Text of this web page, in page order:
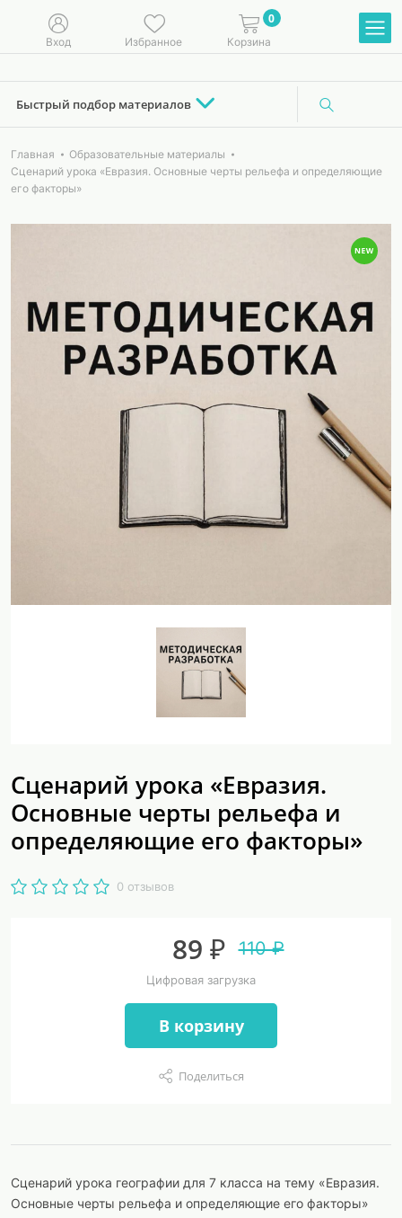
Вход Избранное
0
Корзина
Быстрый подбор материалов
Главная
Образовательные материалы
Сценарий урока «Евразия. Основные черты рельефа и определяющие
его факторы»
Сценарий урока «Евразия.
Основные черты рельефа и
определяющие его факторы»
0 отзывов
89 ₽ 110 ₽
Цифровая загрузка
В корзину
Поделиться
Сценарий урока географии для 7 класса на тему «Евразия.
Основные черты рельефа и определяющие его факторы»